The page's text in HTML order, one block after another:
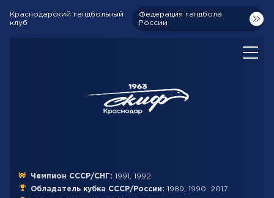
Краснодарский гандбольный
клуб
Федерация гандбола
России
Чемпион СССР/СНГ: 1991, 1992
Обладатель кубка СССР/России: 1989, 1990, 2017